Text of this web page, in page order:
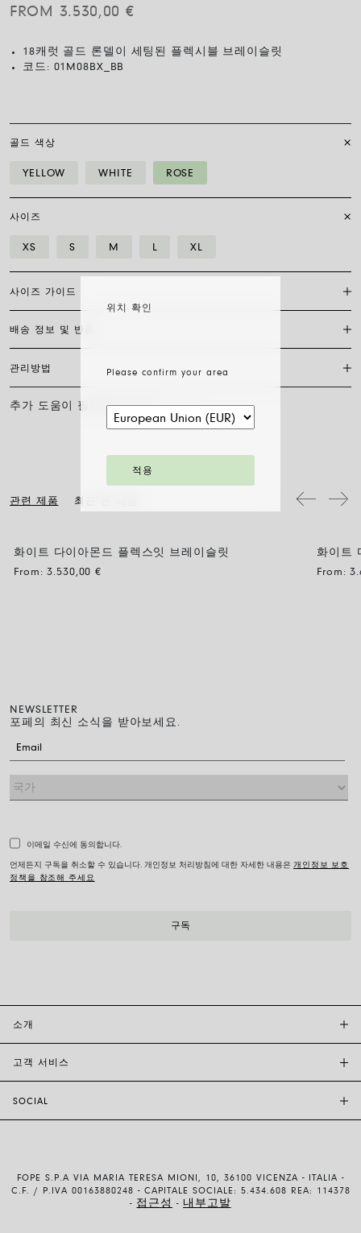
위치 확인
Please confirm your area
적용
FROM 3.530,00 €
18캐럿 골드 론델이 세팅된 플렉시블 브레이슬릿
코드: 01M08BX_BB
골드 색상
YELLOW WHITE ROSE
사이즈
XS S M L XL
사이즈 가이드
플렉시트 브레이슬릿은 특허받은 포페의 독점 제품으로, 18캐럿 금으로
완전히 제작되어 신축성이 있어 걸쇠가 필요하지 않습니다. 적합한 사이
각을 사용해 측정한 후 자로 길이를 재고 아래 표와 비교하세요.
사이즈 XS S M L XL
팔찌 직경은 최대 30%까지 확장 가능하며 유연성 덕분에 착용이 간편합
배송 정보 및 반품
FedEx를 통한 배송은 무료이며, 결제 완료일로부터 7~20일 이내에 배송
됩니다. 모든 주얼리는 FOPE 오리지널 패키지에 포장되어 발송됩니다.
주문 준비 소요 일수를 확인하려면 소재와 사이즈를 선택해 주세요.
주문 상품 수령 후 14영업일 이내에 구매한 주얼리의 반품을 요청하실
관리방법
FOPE 주얼리의 광택과 아름다움을 오래도록 유지하기 위해 화학 제품이
나 화장품과의 접촉을 피하시고, 취침 전이나 운동 전에는 귀걸이, 목걸
구어 자연 건조시켜 주십시오.
추가 도움이 필요하신가요?문의하기
관련 제품 최근 본 내용
화이트 다이아몬드 플렉스잇 브레이슬릿
From:3.530,00€
화이트
From:
NEWSLETTER
포페의 최신 소식을 받아보세요.
이메일 수신에 동의합니다.
언제든지 구독을 취소할 수 있습니다. 개인정보 처리방침에 대한 자세한 내용은 개인정보 보호
정책을 참조해 주세요
소개
고객 서비스
배송 및 반품
SOCIAL
YOUTUBE
FOPE S.P.A VIA MARIA TERESA MIONI, 10, 36100 VICENZA - ITALIA -
C.F. / P.IVA 00163880248 - CAPITALE SOCIALE: 5.434.608 REA: 114378
- 접근성 - 내부고발